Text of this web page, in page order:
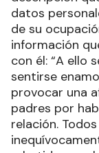
datos
de su
información
con él: “A ello
sentirse
provocar una
padres por
relación.